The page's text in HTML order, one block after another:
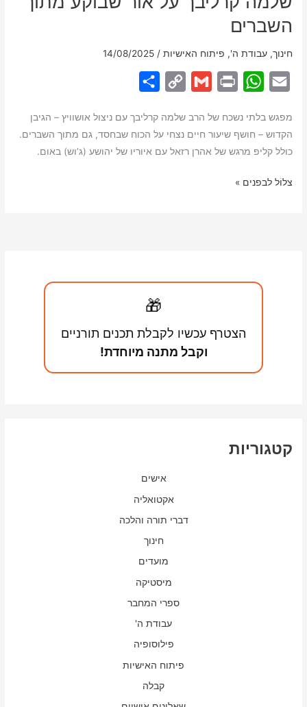
השברים
חינוך,עבודת ה', פיתוח האישיות /
14/08/2025
a
W
a
t
A
i
G
a
p
a
מפגש בלתי נשכח של הרב שלמה קרליבך עם ניצול אושוויץ – הגיבן
הקדוש – חושף שיעור חיים נצחי על הכוח שבחסד, גם מתוך השברים.
כולל קליפ מרגש של אהרן רזאל עם איוריו של יהושע (ג’וש) באום.
✨
צלוֹל לבפנים »
🎁
הצטרף עכשיו לקבלת תכנים תורניים
וקבל מתנה מיוחדת!
קטגוריות
אישים
אקטואליה
דברי תורה והלכה
חינוך
מועדים
מיסטיקה
ספרי המחבר
עבודת ה'
פילוסופיה
פיתוח האישיות
קבלה